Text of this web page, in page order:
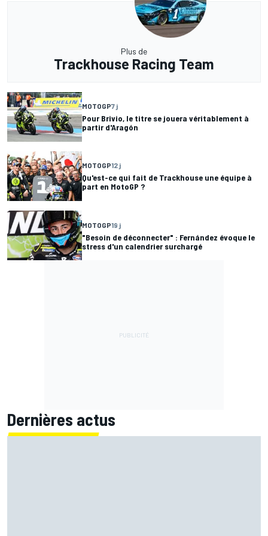
Plus de
Trackhouse Racing Team
MOTOGP7 j
Pour Brivio, le titre se jouera véritablement à
partir d'Aragón
MOTOGP12 j
Qu'est-ce qui fait de Trackhouse une équipe à
part en MotoGP ?
MOTOGP19 j
"Besoin de déconnecter" : Fernández évoque le
stress d'un calendrier surchargé
Dernières actus